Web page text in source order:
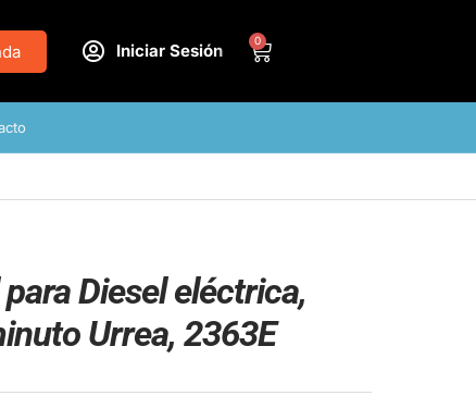
Iniciar Sesión
0
Diesel eléctrica,
Urrea, 2363E